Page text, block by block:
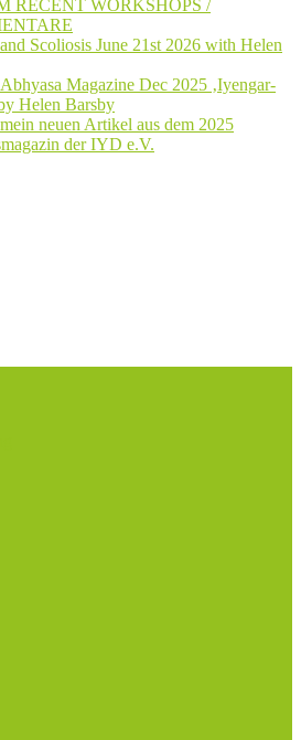
RECENT WORKSHOPS /
Scoliosis June 21st 2026 with Helen
Magazine Dec 2025 ‚Iyengar-
Helen Barsby
neuen Artikel aus dem 2025
der IYD e.V.